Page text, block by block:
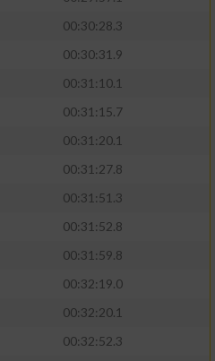
00:30:28.3
00:30:31.9
00:31:10.1
00:31:15.7
00:31:20.1
00:31:27.8
00:31:51.3
00:31:52.8
00:31:59.8
00:32:19.0
00:32:20.1
00:32:52.3